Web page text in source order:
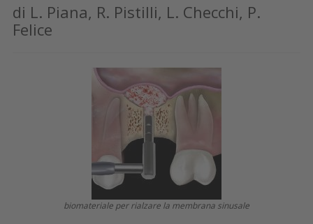
di L. Piana, R. Pistilli, L. Checchi, P.
Felice
biomateriale per rialzare la membrana sinusale